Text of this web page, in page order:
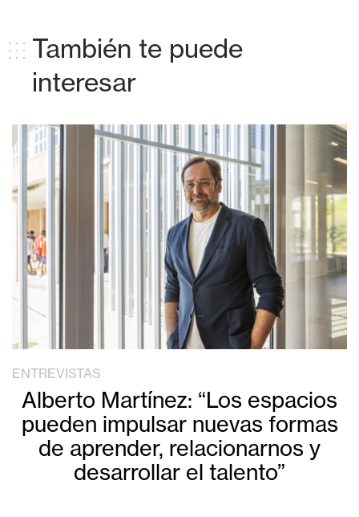
También te puede
interesar
ENTREVISTAS
Alberto Martínez: “Los espacios
pueden impulsar nuevas formas
de aprender, relacionarnos y
desarrollar el talento”